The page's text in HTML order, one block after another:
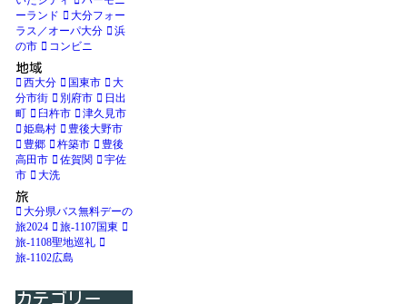
ーランド
大分フォー
ラス／オーパ大分
浜
の市
コンビニ
地域
西大分 国東市
大
分市街
別府市
日出
町
臼杵市
津久見市
姫島村
豊後大野市
豊郷
杵築市
豊後
高田市
佐賀関
宇佐
市
大洗
旅
大分県バス無料デーの
旅2024
旅-1107国東
旅-1108聖地巡礼
旅-1102広島
カテゴリー